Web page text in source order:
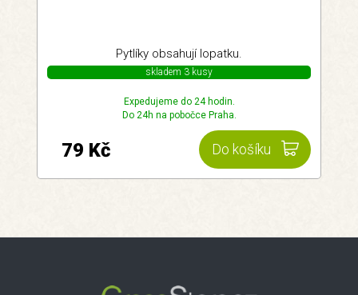
Pytlíky obsahují lopatku.
skladem 3 kusy
Expedujeme do 24 hodin.
Do 24h na pobočce Praha.
Do košíku
79 Kč